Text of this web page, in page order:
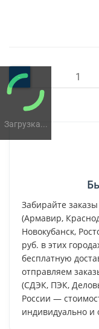
Загрузка...
-
Забирайте
(Армавир,
Новокубанск,
руб. в этих
бесплатную
отправляем
(СДЭК, ПЭК,
России —
индивидуально и